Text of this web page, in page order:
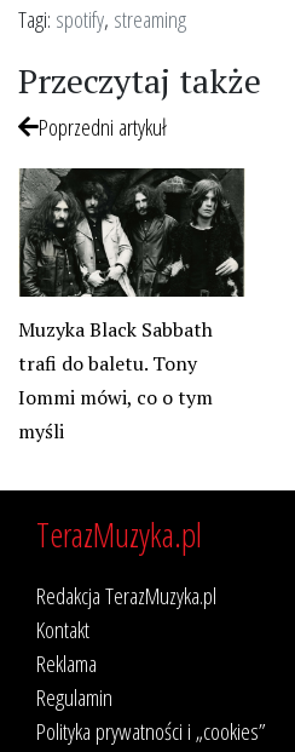
Tagi: spotify, streaming
Przeczytaj także
Poprzedni artykuł
Muzyka Black Sabbath
trafi do baletu. Tony
Iommi mówi, co o tym
myśli
TerazMuzyka.pl
Redakcja TerazMuzyka.pl
Kontakt
Reklama
Regulamin
Polityka prywatności i „cookies”